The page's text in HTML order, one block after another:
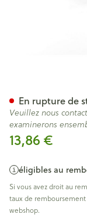
13,86 €
éligibles au
Si vous avez droit au
taux de
webshop.
En rupture de
Veuillez nous
examinerons